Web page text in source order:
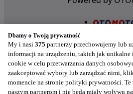
Dbamy o Twoją prywatność
My i nasi 375 partnerzy przechowujemy lub
informacji na urządzeniu, takich jak
cookie w celu przetwarzania danych
zaakceptować wybory lub zarządzać nimi,
momencie na stronie polityki prywatności.
naszym partnerom i nie będą miały wpływu